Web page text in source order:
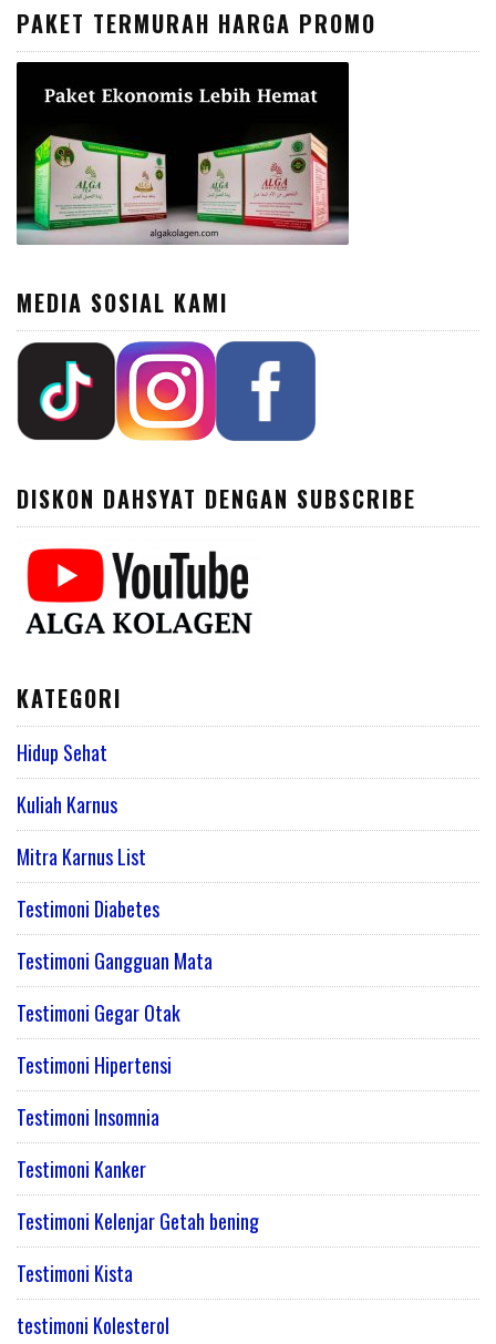
PAKET TERMURAH HARGA PROMO
MEDIA SOSIAL KAMI
DISKON DAHSYAT DENGAN SUBSCRIBE
KATEGORI
Hidup Sehat
Kuliah Karnus
Mitra Karnus List
Testimoni Diabetes
Testimoni Gangguan Mata
Testimoni Gegar Otak
Testimoni Hipertensi
Testimoni Insomnia
Testimoni Kanker
Testimoni Kelenjar Getah bening
Testimoni Kista
testimoni Kolesterol